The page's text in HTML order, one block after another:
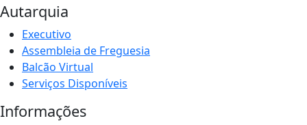
Autarquia
Executivo
Assembleia de Freguesia
Balcão Virtual
Serviços Disponíveis
Informações